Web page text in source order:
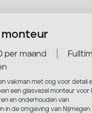
monteur
per maand
vakman met oog voor detail
een glasvezel monteur voor
en onderhouden van
in de omgeving van Nijmegen.